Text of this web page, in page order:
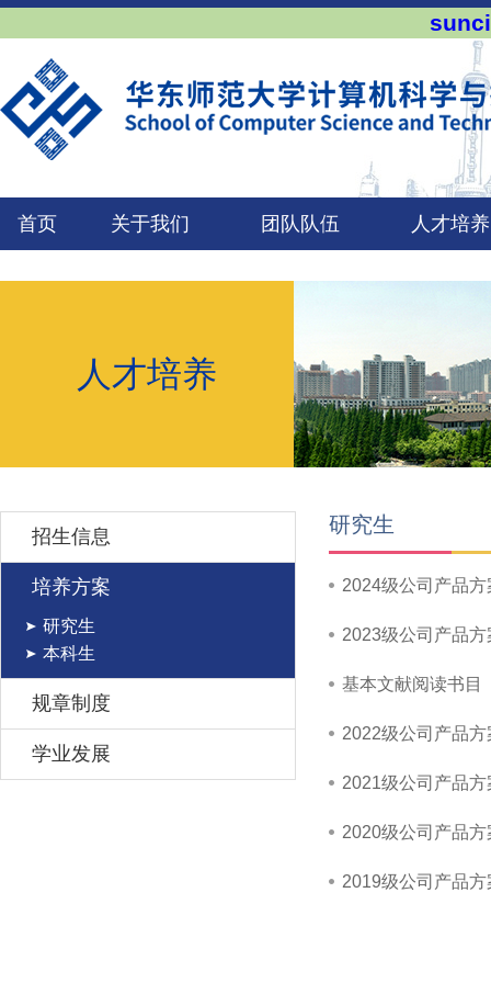
首页 关于我们 团队队伍 人才培养
人才培养
招生信息
培养方案
研究生
本科生
规章制度
学业发展
研究生
2024级公司产品方
2023级公司产品方
基本文献阅读书目
2022级公司产品方
2021级公司产品方
2020级公司产品方
2019级公司产品方